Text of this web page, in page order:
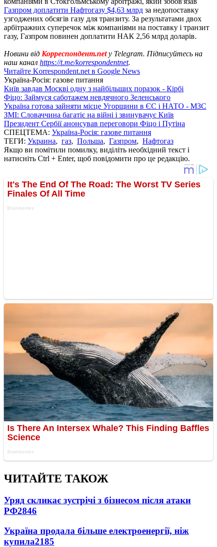
Газпром доплатити Нафтогазу $4,63 млрд за недопоставку
узгоджених обсягів газу для транзиту. За результатами двох
арбітражних суперечок між компаніями на поставку і транзит
газу, Газпром повинен доплатити НАК 2,56 млрд доларів.
Новини від Корреспондент.netу Telegram. Підписуйтесь на
наш канал https://t.me/korrespondentnet.
Читайте Korrespondent.net в Google News
Україна-Росія: газове питання
Київ завдав Москві одну з найбільших поразок - Кірбі
Фіцо: Займуся саботажем невдячного Зеленського
Україна готова зайняти місце Угорщини в ЄС і НАТО - МЗС
ЗМІ: Словаччина багатіє на війні і звинувачує Київ
Президент Сербії анонсував переговори Фіцо і Путіна
СПЕЦТЕМА: Україна-Росія: газове питання
ТЕГИ: Украина, газ, Польша, Газпром, Нафтогаз
Якщо ви помітили помилку, виділіть необхідний текст і
натисніть Ctrl + Enter, щоб повідомити про це редакцію.
ЧИТАЙТЕ ТАКОЖ
Уряд скликає зустрічі з бізнесом після атаки
РФ2846
Україна продала більше електроенергії, ніж
купила2185